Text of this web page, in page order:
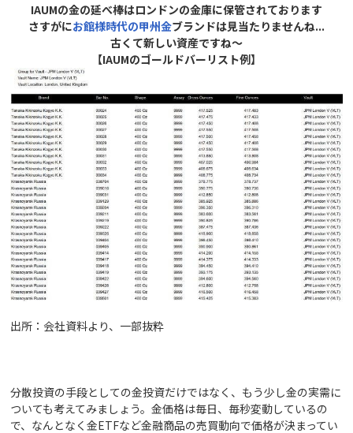
IAUMの金の延べ棒はロンドンの金庫に保管されております
さすがにお館様時代の甲州金ブランドは見当たりませんね...
古くて新しい資産ですね～
【IAUMのゴールドバーリスト例】
出所：会社資料より、一部抜粋
分散投資の手段としての金投資だけではなく、もう少し金の実需に
ついても考えてみましょう。金価格は毎日、毎秒変動しているの
で、なんとなく金ETFなど金融商品の売買動向で価格が決まってい